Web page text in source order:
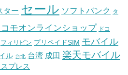
ター セール ソフトバンク タ
コモオンラインショップ ドコ
フィリピン プリペイドSIM モバイル
ル 台北 台湾 成田 楽天モバイル
プレス